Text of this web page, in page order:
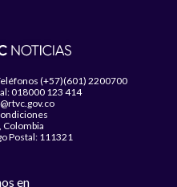
(+57)(601) 2200700
018000 123 414
Colombia
Postal: 111321
en